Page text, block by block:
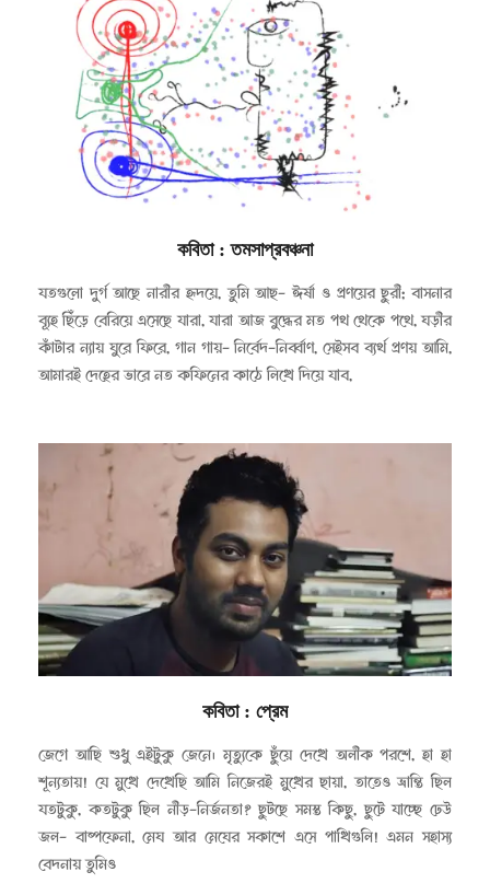
কবিতা: তমসাপ্রবঞ্চনা
যতগুলো দুর্গ আছে নারীর হৃদয়ে, তুমি আছ- ঈর্ষা ও প্রণয়ের ছুরী; বাসনার
ব্যূহ ছিঁড়ে বেরিয়ে এসেছে যারা, যারা আজ বুদ্ধের মত পথ থেকে পথে, ঘড়ীর
কাঁটার ন্যায় ঘুরে ফিরে, গান গায়- নির্বেদ-নির্ব্বাণ, সেইসব ব্যর্থ প্রণয় আমি,
আমারই দেহের ভারে নত কফিনের কাঠে লিখে দিয়ে যাব,
কবিতা: প্রেম
জেগে আছি শুধু এইটুকু জেনে। মৃত্যুকে ছুঁয়ে দেখে অলীক পরশে, হা হা
শূন্যতায়! যে মুখে দেখেছি আমি নিজেরই মুখের ছায়া, তাতেও ভ্রান্তি ছিল
যতটুকু, কতটুকু ছিল নীড়-নির্জনতা? ছুটছে সমস্ত কিছু, ছুটে যাচ্ছে ঢেউ
জল- বাষ্পফেনা, মেঘ আর মেঘের সকাশে এসে পাখিগুলি! এমন সহাস্য
বেদনায় তুমিও